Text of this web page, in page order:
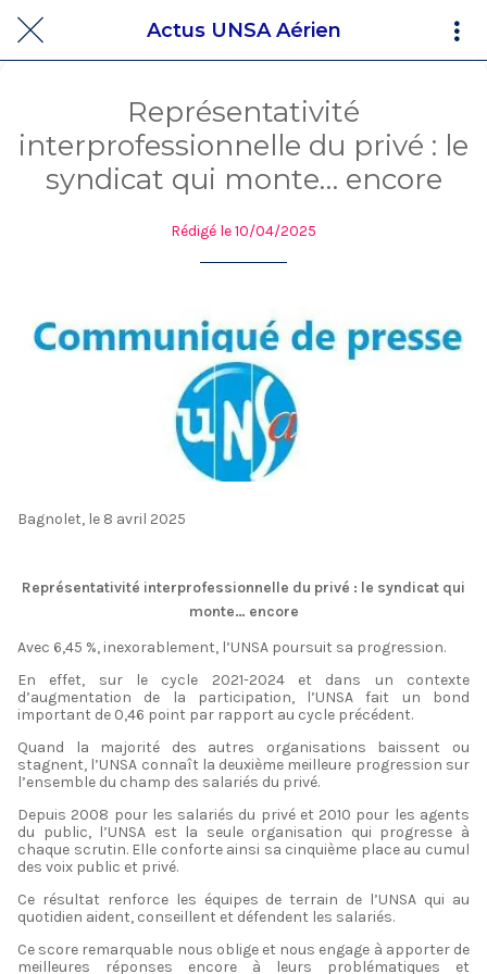
Actus UNSA Aérien
Représentativité
interprofessionnelle du privé : le
syndicat qui monte… encore
Rédigé le 10/04/2025
Bagnolet, le 8 avril 2025
Représentativité interprofessionnelle du privé : le syndicat qui
monte… encore
Avec 6,45 %, inexorablement, l’UNSA poursuit sa progression.
En effet, sur le cycle 2021-2024 et dans un contexte
d’augmentation de la participation, l’UNSA fait un bond
important de 0,46 point par rapport au cycle précédent.
Quand la majorité des autres organisations baissent ou
stagnent, l’UNSA connaît la deuxième meilleure progression sur
l’ensemble du champ des salariés du privé.
Depuis 2008 pour les salariés du privé et 2010 pour les agents
du public, l’UNSA est la seule organisation qui progresse à
chaque scrutin. Elle conforte ainsi sa cinquième place au cumul
des voix public et privé.
Ce résultat renforce les équipes de terrain de l’UNSA qui au
quotidien aident, conseillent et défendent les salariés.
Ce score remarquable nous oblige et nous engage à apporter de
meilleures réponses encore à leurs problématiques et